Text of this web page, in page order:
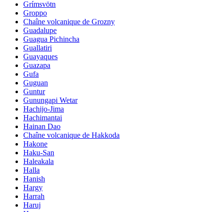
Grímsvötn
Groppo
Chaîne volcanique de Grozny
Guadalupe
Guagua Pichincha
Guallatiri
Guayaques
Guazapa
Gufa
Guguan
Guntur
Gunungapi Wetar
Hachijo-Jima
Hachimantai
Hainan Dao
Chaîne volcanique de Hakkoda
Hakone
Haku-San
Haleakala
Halla
Hanish
Hargy
Harrah
Haruj